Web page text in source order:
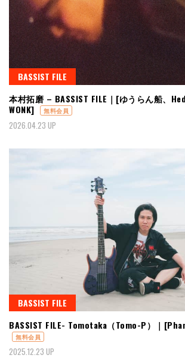
BASSIST FILE
本村拓磨 – BASSIST FILE｜[ゆうらん船、
WONK]
無料会員
2026.04.23 UP
BASSIST FILE
BASSIST FILE- Tomotaka（Tomo-P）｜
無料会員
2025.12.23 UP